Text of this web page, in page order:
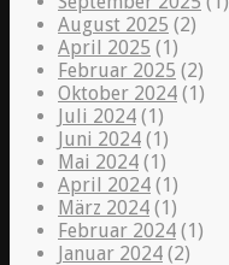
August 2025 (2)
April 2025 (1)
Februar 2025 (2)
Oktober 2024 (1)
Juli 2024 (1)
Juni 2024 (1)
Mai 2024 (1)
April 2024 (1)
März 2024 (1)
Februar 2024 (1)
Januar 2024 (2)